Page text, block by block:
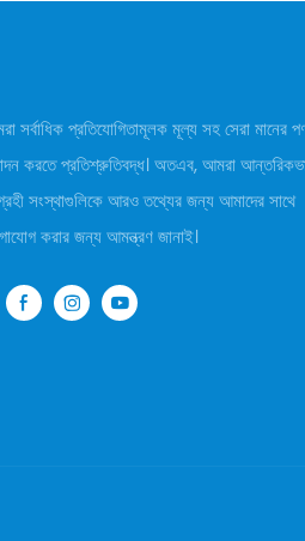
সর্বাধিক প্রতিযোগিতামূলক মূল্য সহ সেরা মানের
করতে প্রতিশ্রুতিবদ্ধ। অতএব, আমরা
সংস্থাগুলিকে আরও তথ্যের জন্য আমাদের সাথে
করার জন্য আমন্ত্রণ জানাই।